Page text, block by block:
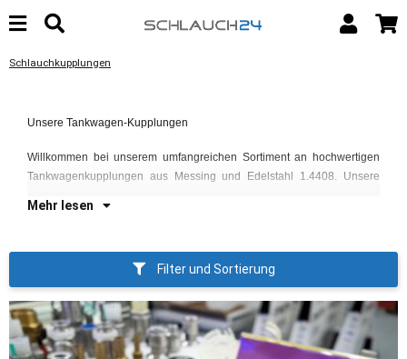
Schlauchkupplungen
Unsere Tankwagen-Kupplungen
Willkommen bei unserem umfangreichen Sortiment an hochwertigen
Tankwagenkupplungen aus Messing und Edelstahl 1.4408. Unsere
Mehr lesen
Filter und Sortierung